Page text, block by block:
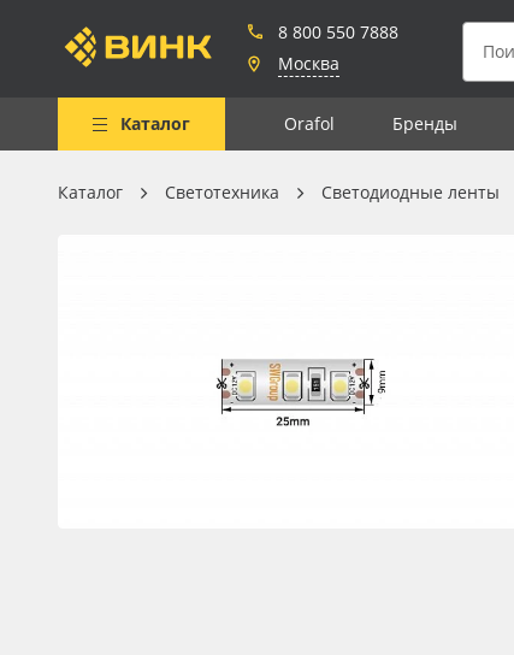
8 800 550 7888
Москва
Каталог Orafol Бренды
Весь каталог
Клей, скотчи и крепёж
Каталог Светотехника Светодиодные ленты